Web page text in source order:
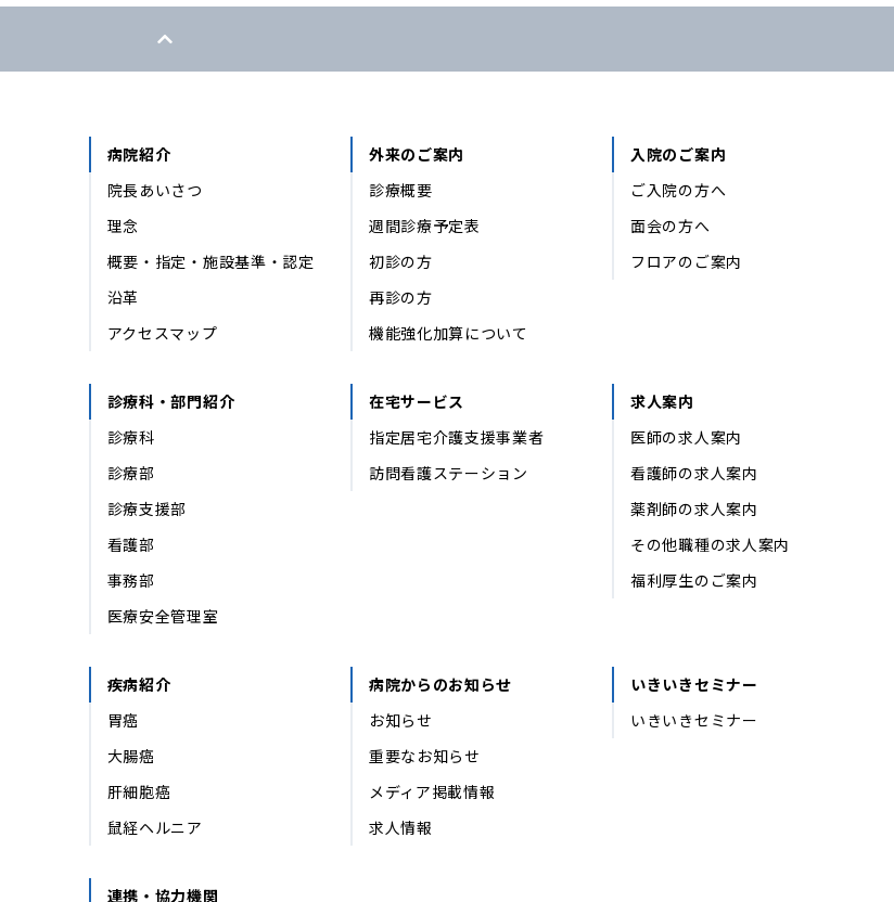
病院紹介
院長あいさつ
理念
概要・指定・施設基準・認定
沿革
アクセスマップ
外来のご案内
診療概要
週間診療予定表
初診の方
再診の方
機能強化加算について
入院のご案内
ご入院の方へ
面会の方へ
フロアのご案内
診療科・部門紹介
診療科
診療部
診療支援部
看護部
事務部
医療安全管理室
在宅サービス
指定居宅介護支援事業者
訪問看護ステーション
求人案内
医師の求人案内
看護師の求人案内
薬剤師の求人案内
その他職種の求人案内
福利厚生のご案内
疾病紹介
胃癌
大腸癌
肝細胞癌
鼠経ヘルニア
病院からのお知らせ
お知らせ
重要なお知らせ
メディア掲載情報
求人情報
いきいきセミナー
いきいきセミナー
連携・協力機関